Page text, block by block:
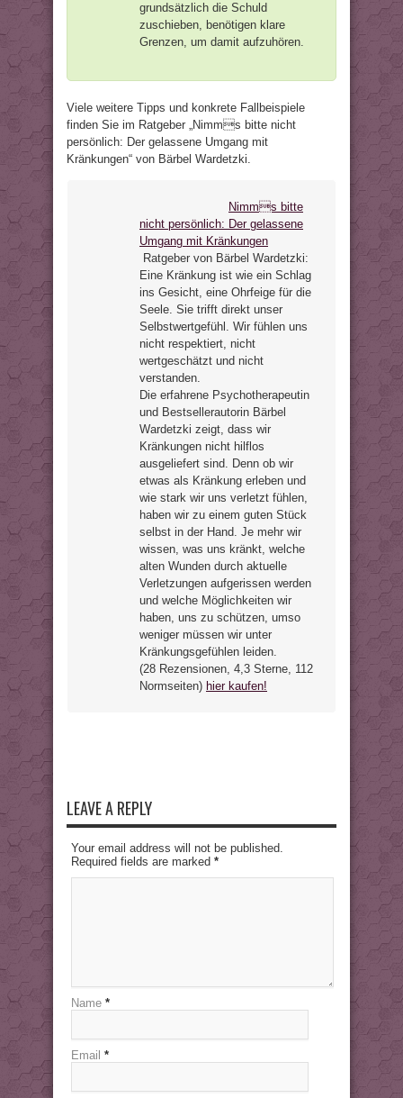
grundsätzlich die Schuld
zuschieben, benötigen klare
Grenzen, um damit aufzuhören.
Viele weitere Tipps und konkrete Fallbeispiele
finden Sie im Ratgeber „Nimms bitte nicht
persönlich: Der gelassene Umgang mit
Kränkungen“ von Bärbel Wardetzki.
Nimms bitte
nicht persönlich: Der gelassene
Umgang mit Kränkungen
Ratgeber von Bärbel Wardetzki:
Eine Kränkung ist wie ein Schlag
ins Gesicht, eine Ohrfeige für die
Seele. Sie trifft direkt unser
Selbstwertgefühl. Wir fühlen uns
nicht respektiert, nicht
wertgeschätzt und nicht
verstanden.
Die erfahrene Psychotherapeutin
und Bestsellerautorin Bärbel
Wardetzki zeigt, dass wir
Kränkungen nicht hilflos
ausgeliefert sind. Denn ob wir
etwas als Kränkung erleben und
wie stark wir uns verletzt fühlen,
haben wir zu einem guten Stück
selbst in der Hand. Je mehr wir
wissen, was uns kränkt, welche
alten Wunden durch aktuelle
Verletzungen aufgerissen werden
und welche Möglichkeiten wir
haben, uns zu schützen, umso
weniger müssen wir unter
Kränkungsgefühlen leiden.
(28 Rezensionen, 4,3 Sterne, 112
Normseiten) hier kaufen!
LEAVE A REPLY
Your email address will not be published.
Required fields are marked *
Name *
Email *